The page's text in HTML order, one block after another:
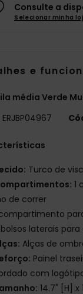
Consulte a
Selecionar minha
e
média Verde
ERJBP04967
Turco de
1
de correr
laterais
Alças de
Painel
com
14.7" [H] x